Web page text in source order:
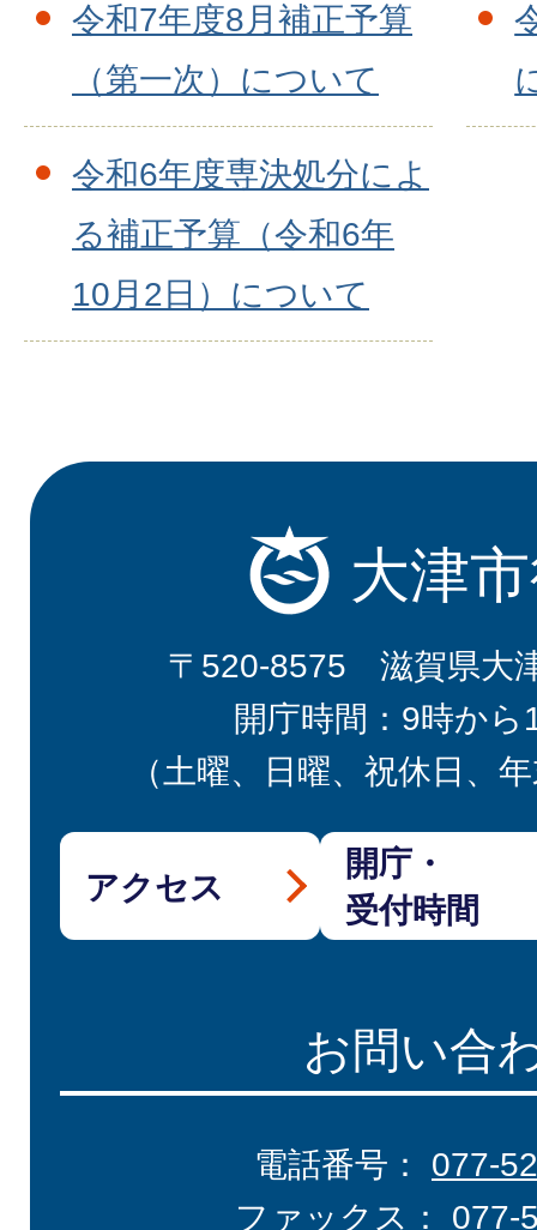
令和7年度8月補正予算
（第一次）について
令和6年度専決処分によ
る補正予算（令和6年
10月2日）について
大津
〒520-8575 滋賀県大
開庁時間：9時から
（土曜、日曜、祝休日、
アクセス
開庁・
受付時間
お問い合
電話番号： 077-
ファックス： 077-